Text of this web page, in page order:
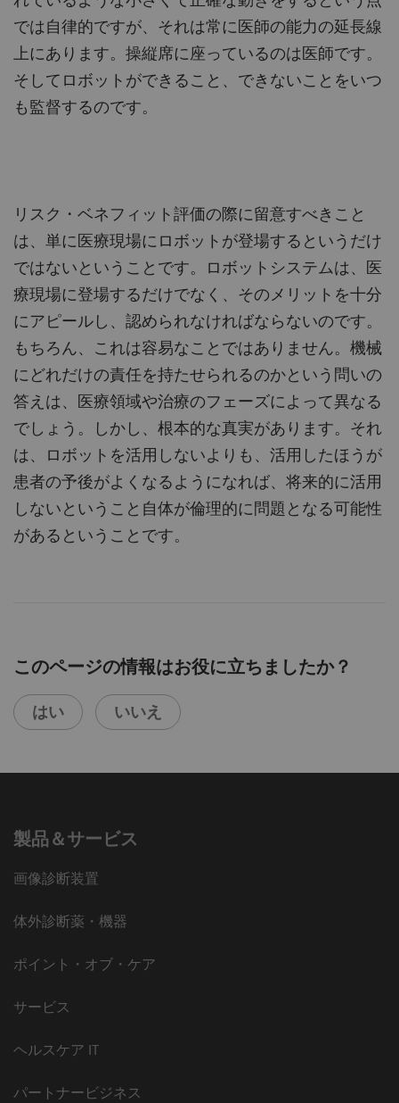
では自律的ですが、それは常に医師の能力の延長線
上にあります。操縦席に座っているのは医師です。
そしてロボットができること、できないことをいつ
も監督するのです。
リスク・ベネフィット評価の際に留意すべきこと
は、単に医療現場にロボットが登場するというだけ
ではないということです。ロボットシステムは、医
療現場に登場するだけでなく、そのメリットを十分
にアピールし、認められなければならないのです。
もちろん、これは容易なことではありません。機械
にどれだけの責任を持たせられるのかという問いの
答えは、医療領域や治療のフェーズによって異なる
でしょう。しかし、根本的な真実があります。それ
は、ロボットを活用しないよりも、活用したほうが
患者の予後がよくなるようになれば、将来的に活用
しないということ自体が倫理的に問題となる可能性
があるということです。
このページの情報はお役に立ちましたか？
はい いいえ
製品＆サービス
画像診断装置
体外診断薬・機器
ポイント・オブ・ケア
サービス
ヘルスケア IT
パートナービジネス